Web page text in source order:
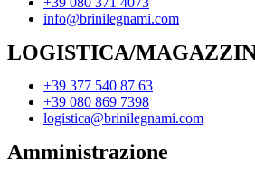
info@brinilegnami.com
LOGISTICA/
+39 377 540 87 63
+39 080 869 7398
logistica@brinilegnami.com
Amministrazione